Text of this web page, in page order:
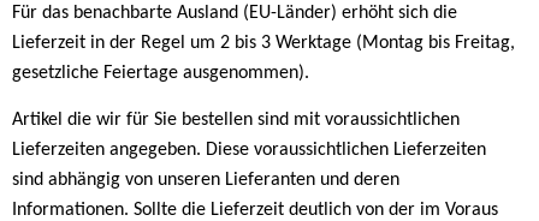
Für das benachbarte Ausland (EU-Länder) erhöht sich die
Lieferzeit in der Regel um 2 bis 3 Werktage (Montag bis Freitag,
gesetzliche Feiertage ausgenommen).
Artikel die wir für Sie bestellen sind mit voraussichtlichen
Lieferzeiten angegeben. Diese voraussichtlichen Lieferzeiten
sind abhängig von unseren Lieferanten und deren
Informationen. Sollte die Lieferzeit deutlich von der im Voraus